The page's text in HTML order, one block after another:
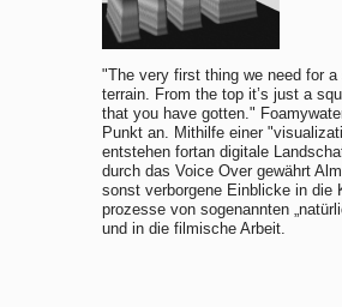
"The very first thing we need for
terrain. From the top it’s just a
that you have gotten."
Punkt an. Mithilfe einer
entstehen fortan digitale
durch das Voice Over gewährt
sonst verborgene Einblicke in die
prozesse von sogenannten
und in die filmische Arbeit.